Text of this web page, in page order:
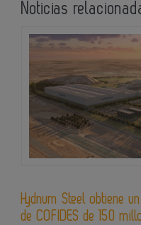
Noticias
Hydnum Steel obtiene
de COFIDES de 150